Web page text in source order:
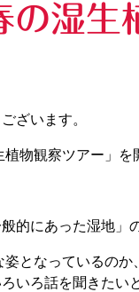
の湿生
ざいます。
物観察ツアー 」を
的にあった湿地」
となっているのか、
いろ話を聞きたい